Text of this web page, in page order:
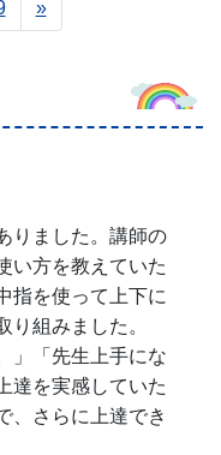
»
りました。講師の
い方を教えていた
指を使って上下に
り組みました。
」「先生上手にな
達を実感していた
、さらに上達でき